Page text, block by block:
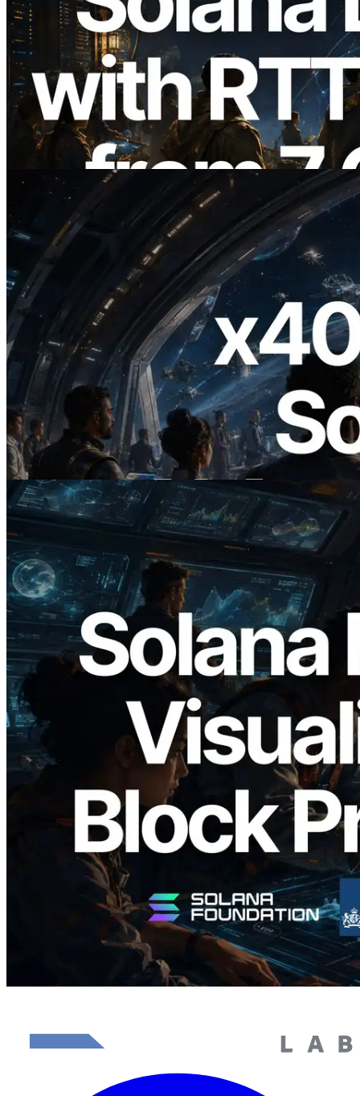
2026.08.05
ERPC étend l’API Solana Leader Slot
avec la mesure du ping depuis 7 régions
du monde — l’API Validators
Information est également lancée
2026.07.04
ERPC lance un RPC Solana compatible
x402 — L'ère où les agents IA paient à la
demande les API dont ils ont besoin
Lire cet article
2026.05.24
Validators Solutions lance le Solana Block
Analyzer — Visualisation du temps de
production de bloc par slot et des
validateurs assignés